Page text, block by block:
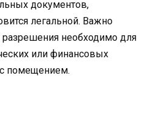
документов,
легальной. Важно
разрешения необходимо для
или финансовых
помещением.